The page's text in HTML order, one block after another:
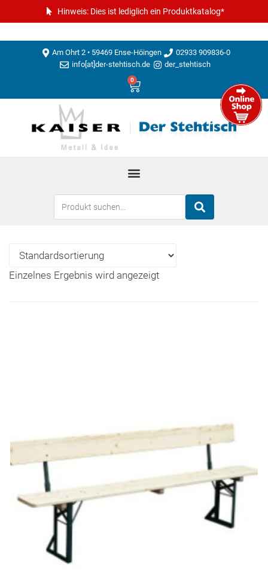
Hinweis: Dies ist lediglich ein Produktkatalog*
Am Ohrt 2 • 59469 Ense-Höingen
02933 909836-0
info[at]der-stehtisch.de
der_stehtisch
0
Einzelnes Ergebnis wird angezeigt